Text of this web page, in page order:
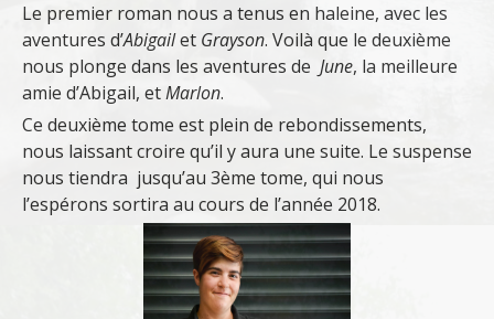
Le premier roman nous a tenus en haleine, avec les
aventures d’Abigailet Grayson. Voilà que le deuxième
nous plonge dans les aventures de June, la meilleure
amie d’Abigail, etMarlon.
Ce deuxième tome est plein de rebondissements,
nous laissant croire qu’il y aura une suite. Le suspense
nous tiendra jusqu’au 3ème tome, qui nous
l’espérons sortira au cours de l’année 2018.